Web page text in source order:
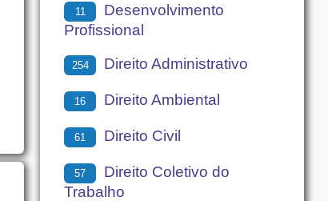
11
Desenvolvimento
Profissional
254 Direito Administrativo
16 Direito Ambiental
61 Direito Civil
57
Direito Coletivo do
Trabalho